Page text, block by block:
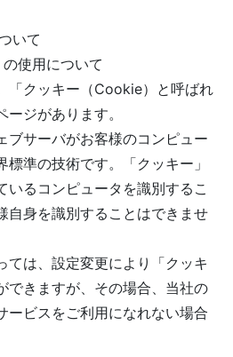
いて
使用について
「クッキー（Cookie）と呼ばれ
ジがあります。
ブサーバがお客様のコンピュー
準の技術です。「クッキー」
いるコンピュータを識別するこ
自身を識別することはできませ
ては、設定変更により「クッキ
できますが、その場合、当社の
ービスをご利用になれない場合